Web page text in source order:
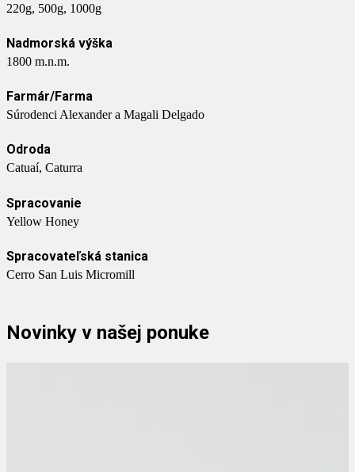
220g, 500g, 1000g
Nadmorská výška
1800 m.n.m.
Farmár/Farma
Súrodenci Alexander a Magali Delgado
Odroda
Catuaí, Caturra
Spracovanie
Yellow Honey
Spracovateľská stanica
Cerro San Luis Micromill
Novinky v našej ponuke